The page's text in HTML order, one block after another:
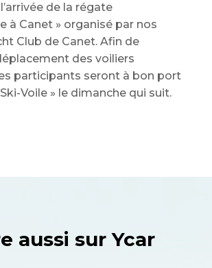
de la régate
à Canet » organisé par nos
Club de Canet. Afin de
des voiliers
participants seront à bon port
Voile » le dimanche qui suit.
aussi sur Ycar